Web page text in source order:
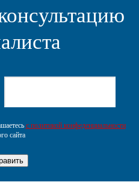
с политикой конфеденциальности
сайта